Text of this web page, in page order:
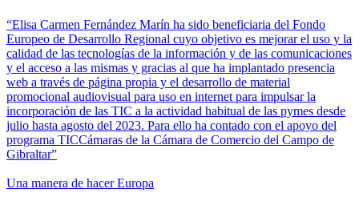
“Elisa Carmen Fernández Marín ha sido beneficiaria del Fondo
Europeo de Desarrollo Regional cuyo objetivo es mejorar el uso y la
calidad de las tecnologías de la información y de las comunicaciones
y el acceso a las mismas y gracias al que ha implantado presencia
web a través de página propia y el desarrollo de material
promocional audiovisual para uso en internet para impulsar la
incorporación de las TIC a la actividad habitual de las pymes desde
julio hasta agosto del 2023. Para ello ha contado con el apoyo del
programa TICCámaras de la Cámara de Comercio del Campo de
Gibraltar”
Una manera de hacer Europa